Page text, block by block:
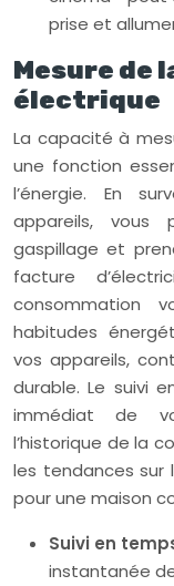
prise et
Mesure de
électrique
La capacité à
une fonction
l’énergie. En
appareils, vous
gaspillage et
facture
consommation
habitudes
vos appareils,
durable. Le suivi
immédiat de
l’historique de la
les tendances sur
pour une maison
Suivi en
instantanée